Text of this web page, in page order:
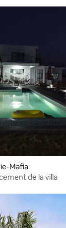
Mafia
de la villa